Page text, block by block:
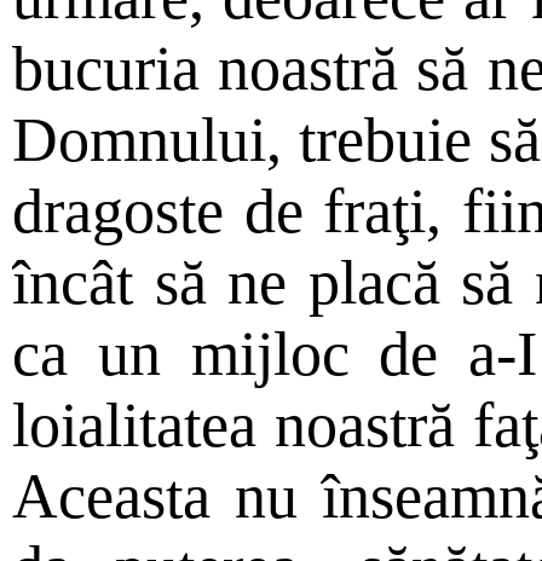
bucuria noastră să
Domnului, trebuie
dragoste de fraţi,
încât să ne placă
ca un mijloc de a-
loialitatea noastră
Aceasta nu